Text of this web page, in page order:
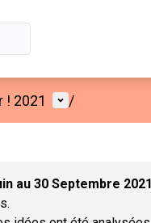
! 2021 Menu
/
au 30 Septembre 2021